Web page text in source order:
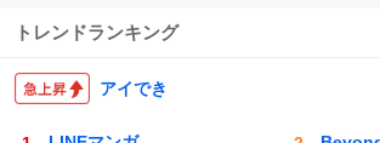
トレンドランキング
アイでき